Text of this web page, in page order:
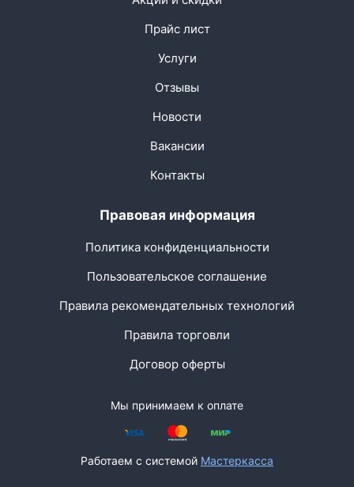
Прайс лист
Услуги
Отзывы
Новости
Вакансии
Контакты
Правовая информация
Политика конфиденциальности
Пользовательское соглашение
Правила рекомендательных технологий
Правила торговли
Договор оферты
Мы принимаем к оплате
Работаем с системой Мастеркасса